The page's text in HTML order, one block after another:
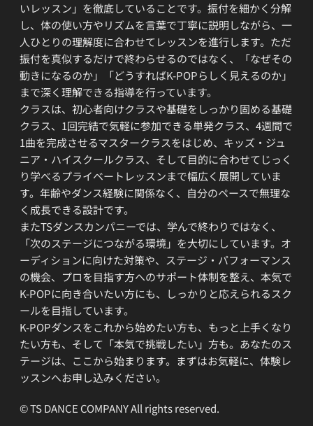
いレッスン」を徹底していることです。振付を細かく分解
し、体の使い方やリズムを言葉で丁寧に説明しながら、一
人ひとりの理解度に合わせてレッスンを進行します。ただ
振付を真似するだけで終わらせるのではなく、「なぜその
動きになるのか」「どうすればK-POPらしく見えるのか」
まで深く理解できる指導を行っています。
クラスは、初心者向けクラスや基礎をしっかり固める基礎
クラス、1回完結で気軽に参加できる単発クラス、4週間で
1曲を完成させるマスタークラスをはじめ、キッズ・ジュ
ニア・ハイスクールクラス、そして目的に合わせてじっく
り学べるプライベートレッスンまで幅広く展開していま
す。年齢やダンス経験に関係なく、自分のペースで無理な
く成長できる設計です。
またTSダンスカンパニーでは、学んで終わりではなく、
「次のステージにつながる環境」を大切にしています。オ
ーディションに向けた対策や、ステージ・パフォーマンス
の機会、プロを目指す方へのサポート体制を整え、本気で
K-POPに向き合いたい方にも、しっかりと応えられるスク
ールを目指しています。
K-POPダンスをこれから始めたい方も、もっと上手くなり
たい方も、そして「本気で挑戦したい」方も。あなたのス
テージは、ここから始まります。まずはお気軽に、体験レ
ッスンへお申し込みください。
© TS DANCE COMPANY All rights reserved.